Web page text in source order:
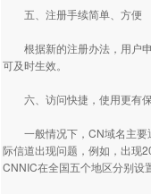
五、注册手续简单、方便
根据新的注册办法，用户申
可及时生效。
六、访问快捷，使用更有
一般情况下，CN域名主要
际信道出现问题，例如，出现
CNNIC在全国五个地区分别设